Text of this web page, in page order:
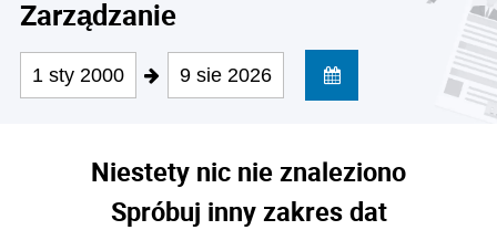
Zarządzanie
1 sty 2000 9 sie 2026
Niestety nic nie znaleziono
Spróbuj inny zakres dat